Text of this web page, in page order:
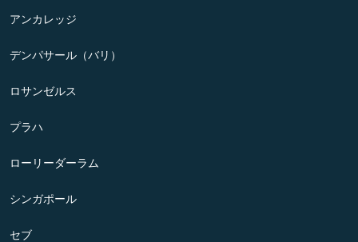
アンカレッジ
デンパサール（バリ）
ロサンゼルス
プラハ
ローリーダーラム
シンガポール
セブ